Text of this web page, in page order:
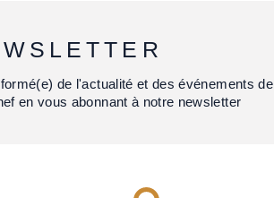
de l'actualité et des événements de
en vous abonnant à notre newsletter